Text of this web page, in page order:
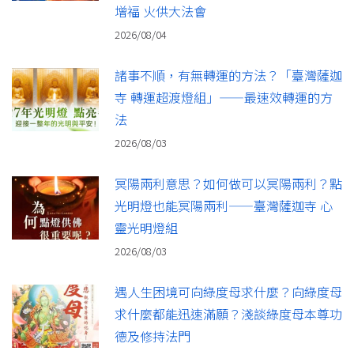
增福 火供大法會
2026/08/04
諸事不順，有無轉運的方法？「臺灣薩迦
寺 轉運超渡燈組」——最速效轉運的方
法
2026/08/03
冥陽兩利意思？如何做可以冥陽兩利？點
光明燈也能冥陽兩利——臺灣薩迦寺 心
靈光明燈組
2026/08/03
遇人生困境可向綠度母求什麼？向綠度母
求什麼都能迅速滿願？淺談綠度母本尊功
德及修持法門